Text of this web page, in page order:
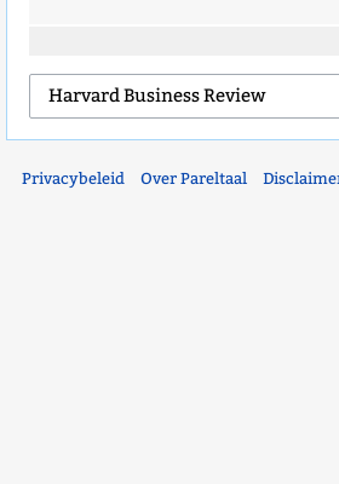
Privacybeleid Over Pareltaal